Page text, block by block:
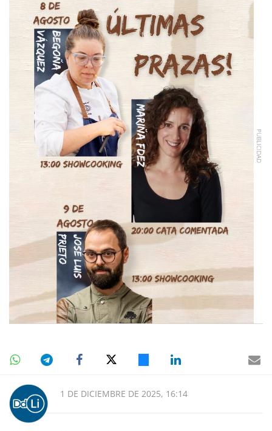
1 DE DICIEMBRE DE 2025, 16:14